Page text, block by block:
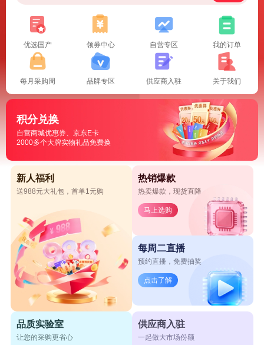
优选国产 领券中心 自营专区 我的订单
每月采购周 品牌专区 供应商入驻 关于我们
积分兑换
自营商城优惠券、京东E卡
2000多个大牌实物礼品免费换
新人福利
送988元大礼包，首单1元购
热销爆款
热卖爆款，现货直降
马上选购
每周二直播
预约直播，免费抽奖
点击了解
品质实验室
让您的采购更省心
供应商入驻
一起做大市场份额